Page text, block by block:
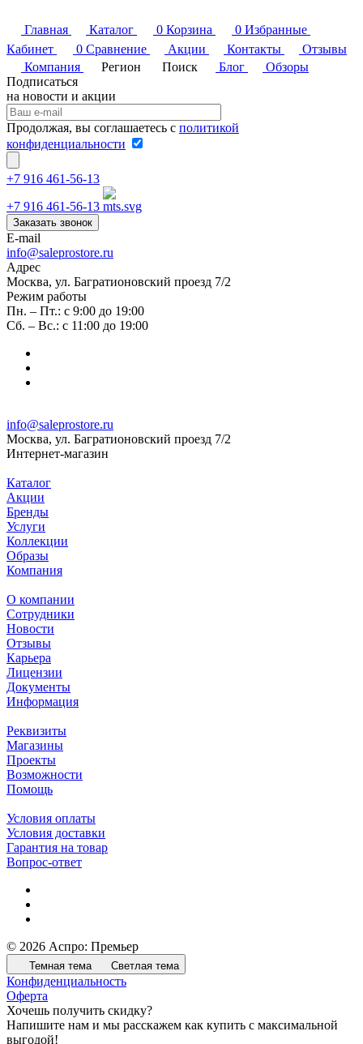
Главная Каталог 0 Корзина 0 Избранные
Кабинет
0 Сравнение Акции Контакты
Отзывы
Компания
Регион Поиск Блог
Обзоры
Подписаться
на новости и акции
Продолжая, вы соглашаетесь с политикой
конфиденциальности
+7 916 461-56-13
+7 916 461-56-13
Заказать звонок
E-mail
info@saleprostore.ru
Адрес
Москва, ул. Багратионовский проезд 7/2
Режим работы
Пн. – Пт.: с 9:00 до 19:00
Сб. – Вс.: с 11:00 до 19:00
info@saleprostore.ru
Москва, ул. Багратионовский проезд 7/2
Интернет-магазин
Каталог
Акции
Бренды
Услуги
Коллекции
Образы
Компания
О компании
Сотрудники
Новости
Отзывы
Карьера
Лицензии
Документы
Информация
Реквизиты
Магазины
Проекты
Возможности
Помощь
Условия оплаты
Условия доставки
Гарантия на товар
Вопрос-ответ
© 2026 Аспро: Премьер
Темная тема Светлая тема
Конфиденциальность
Оферта
Хочешь получить скидку?
Напишите нам и мы расскажем как купить с максимальной
выгодой!